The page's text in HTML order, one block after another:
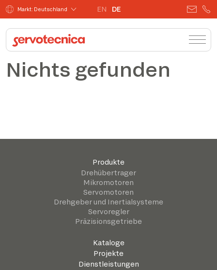
Markt: Deutschland EN DE
Nichts gefunden
Produkte
Drehübertrager
Mikromotoren
Servomotoren
Drehgeber und Inertialsysteme
Servoregler
Präzisionsgetriebe
Kataloge
Projekte
Dienstleistungen